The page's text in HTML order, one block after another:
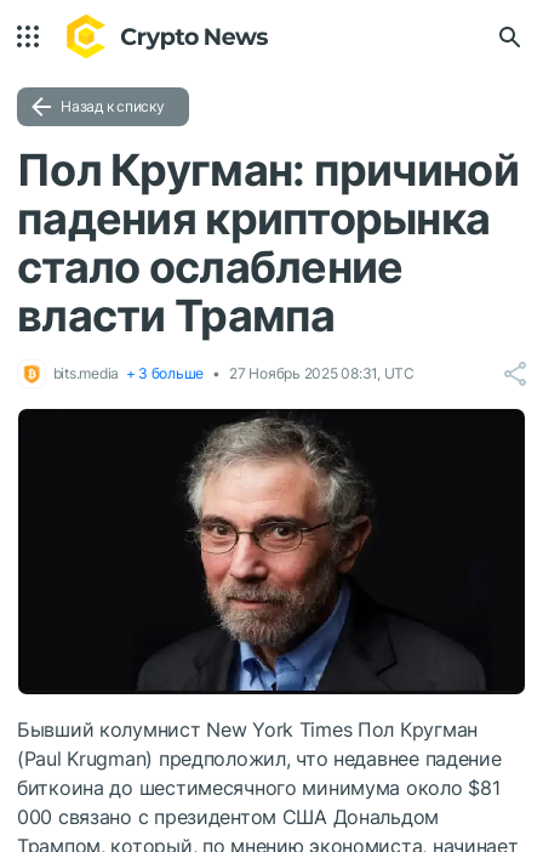
Назад к списку
Пол Кругман: причиной
падения крипторынка
стало ослабление
власти Трампа
bits.media + 3 больше 27 Ноябрь 2025 08:31, UTC
Бывший колумнист New York Times Пол Кругман
(Paul Krugman) предположил, что недавнее падение
биткоина до шестимесячного минимума около $81
000 связано с президентом США Дональдом
Трампом, который, по мнению экономиста, начинает